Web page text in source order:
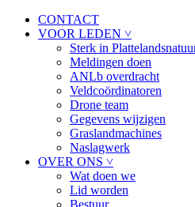
CONTACT
VOOR LEDEN ˅
Sterk in
Meldingen doen
ANLb overdracht
Veldcoördinatoren
Drone team
Gegevens wijzigen
Graslandmachines
Naslagwerk
OVER ONS ˅
Wat doen we
Lid worden
Bestuur